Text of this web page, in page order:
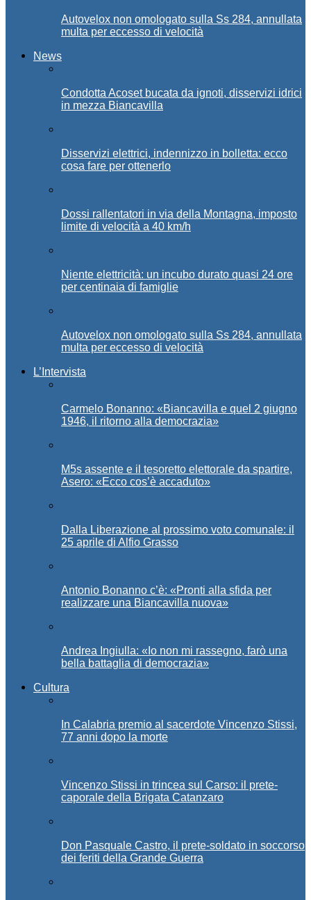
Autovelox non omologato sulla Ss 284, annullata
multa per eccesso di velocità
News
Condotta Acoset bucata da ignoti, disservizi idrici
in mezza Biancavilla
Disservizi elettrici, indennizzo in bolletta: ecco
cosa fare per ottenerlo
Dossi rallentatori in via della Montagna, imposto
limite di velocità a 40 km/h
Niente elettricità: un incubo durato quasi 24 ore
per centinaia di famiglie
Autovelox non omologato sulla Ss 284, annullata
multa per eccesso di velocità
L’Intervista
Carmelo Bonanno: «Biancavilla e quel 2 giugno
1946, il ritorno alla democrazia»
M5s assente e il tesoretto elettorale da spartire,
Asero: «Ecco cos’è accaduto»
Dalla Liberazione al prossimo voto comunale: il
25 aprile di Alfio Grasso
Antonio Bonanno c’è: «Pronti alla sfida per
realizzare una Biancavilla nuova»
Andrea Ingiulla: «Io non mi rassegno, farò una
bella battaglia di democrazia»
Cultura
In Calabria premio al sacerdote Vincenzo Stissi,
77 anni dopo la morte
Vincenzo Stissi in trincea sul Carso: il prete-
caporale della Brigata Catanzaro
Don Pasquale Castro, il prete-soldato in soccorso
dei feriti della Grande Guerra